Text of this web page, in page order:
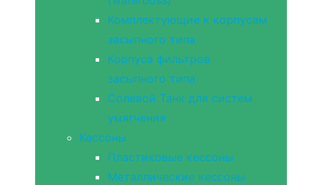
Комплектующие к корпусам
засыпного типа
Корпуса фильтров
засыпного типа
Солевой Танк для систем
умягчения
Кессоны
Пластиковые кессоны
Металлические кессоны